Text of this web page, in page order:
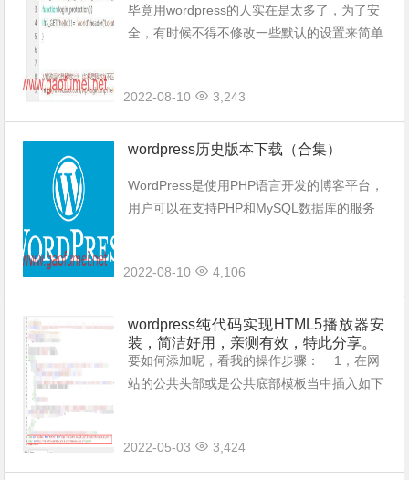
毕竟用wordpress的人实在是太多了，为了安
全，有时候不得不修改一些默认的设置来简单
用代码来实现的，还是用代码来实现吧...
2022-08-10 3,243
wordpress历史版本下载（合集）
WordPress是使用PHP语言开发的博客平台，
用户可以在支持PHP和MySQL数据库的服务
WordPre...
2022-08-10 4,106
wordpress纯代码实现HTML5播放器安
装，简洁好用，亲测有效，特此分享。
要如何添加呢，看我的操作步骤： 1，在网
站的公共头部或是公共底部模板当中插入如下
置的引用）。 <...
2022-05-03 3,424